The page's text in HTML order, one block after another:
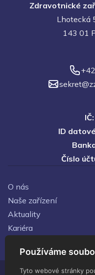
Používáme
Tyto webové stránky
Zdravotnické
Lhotecká
143 01
IČ:
ID
Číslo
O nás
Naše zařízení
Aktuality
Kariéra